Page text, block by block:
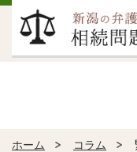
ホーム コラム